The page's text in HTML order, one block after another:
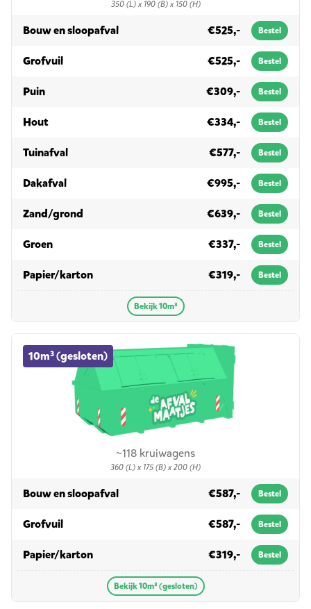
350 (L) x 190 (B) x 150 (H)
Bouw en sloopafvalin 10m³ €525,- Bestel
Grofvuilin 10m³ €525,- Bestel
Puinin 10m³ €309,- Bestel
Houtin 10m³ €334,- Bestel
Tuinafvalin 10m³ €577,- Bestel
Dakafvalin 10m³ €995,- Bestel
Zand/grond €639,- Bestel
Groenin 10m³ €337,- Bestel
Papier/kartonin 10m³ €319,- Bestel
Bekijk 10m³
~118 kruiwagens
360 (L) x 175 (B) x 200 (H)
10m³ (gesloten)
10m³ (gesloten) container huren
Bouw en sloopafvalin 10m³ (gesloten) €587,- Bestel
Grofvuilin 10m³ (gesloten) €587,- Bestel
Papier/kartonin 10m³ (gesloten) €319,- Bestel
Bekijk 10m³ (gesloten)